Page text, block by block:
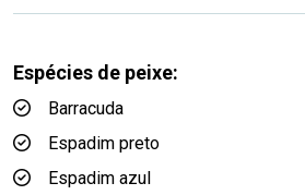
Espécies de peixe:
Barracuda
Espadim preto
Espadim azul